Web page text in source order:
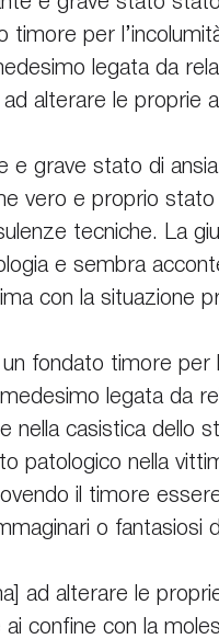
timore per
legata da
alterare le proprie
e grave stato di
vero e proprio
tecniche. La
e sembra
con la situazione
fondato timore per
legata da
nella casistica dello
patologico nella
il timore
o fantasiosi
ad alterare le
confine con la